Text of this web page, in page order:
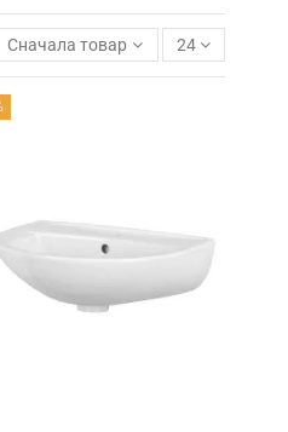
Сначала товары в наличии
24